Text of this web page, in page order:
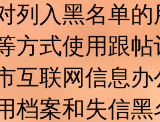
列入黑名单
方式使用跟
互联网信息
档案和失信